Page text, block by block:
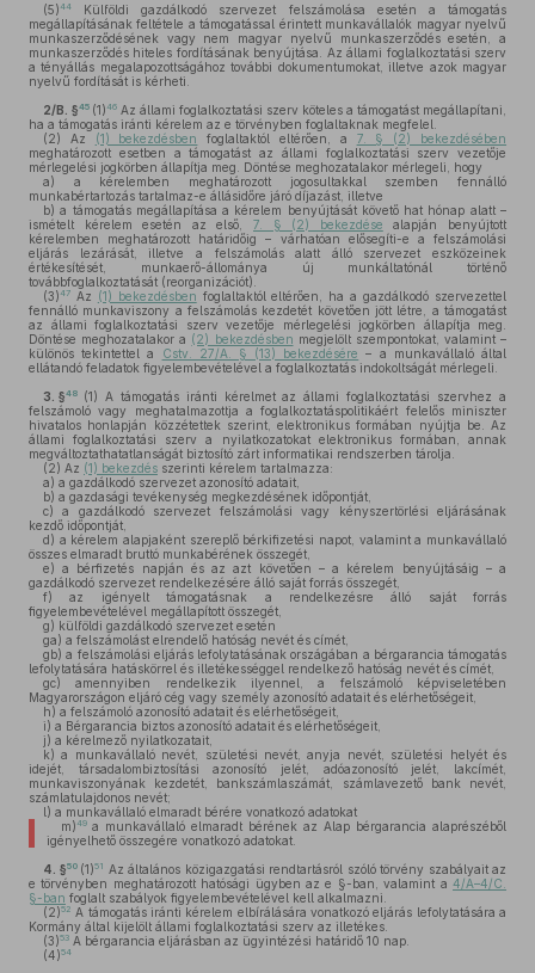
(5)44
Külföldi gazdálkodó szervezet felszámolása esetén a támogatás
megállapításának feltétele a támogatással érintett munkavállalók magyar nyelvű
munkaszerződésének vagy nem magyar nyelvű munkaszerződés esetén, a
munkaszerződés hiteles fordításának benyújtása. Az állami foglalkoztatási szerv
a tényállás megalapozottságához további dokumentumokat, illetve azok magyar
nyelvű fordítását is kérheti.
2/B. §45 (1)46 Az állami foglalkoztatási szerv köteles a támogatást megállapítani,
ha a támogatás iránti kérelem az e törvényben foglaltaknak megfelel.
(2) Az (1) bekezdésben foglaltaktól eltérően, a 7. § (2) bekezdésében
meghatározott esetben a támogatást az állami foglalkoztatási szerv vezetője
mérlegelési jogkörben állapítja meg. Döntése meghozatalakor mérlegeli, hogy
a) a kérelemben meghatározott jogosultakkal szemben fennálló
munkabértartozás tartalmaz-e állásidőre járó díjazást, illetve
b) a támogatás megállapítása a kérelem benyújtását követő hat hónap alatt –
ismételt kérelem esetén az első, 7. § (2) bekezdése alapján benyújtott
kérelemben meghatározott határidőig – várhatóan elősegíti-e a felszámolási
eljárás lezárását, illetve a felszámolás alatt álló szervezet eszközeinek
értékesítését, munkaerő-állománya új munkáltatónál történő
továbbfoglalkoztatását (reorganizációt).
(3)47 Az (1) bekezdésben foglaltaktól eltérően, ha a gazdálkodó szervezettel
fennálló munkaviszony a felszámolás kezdetét követően jött létre, a támogatást
az állami foglalkoztatási szerv vezetője mérlegelési jogkörben állapítja meg.
Döntése meghozatalakor a (2) bekezdésben megjelölt szempontokat, valamint –
különös tekintettel a
Cstv. 27/A. § (13) bekezdésére – a munkavállaló által
ellátandó feladatok figyelembevételével a foglalkoztatás indokoltságát mérlegeli.
3. §48 (1) A támogatás iránti kérelmet az állami foglalkoztatási szervhez a
felszámoló vagy meghatalmazottja a foglalkoztatáspolitikáért felelős miniszter
hivatalos honlapján közzétettek szerint, elektronikus formában nyújtja be. Az
állami foglalkoztatási szerv a nyilatkozatokat elektronikus formában, annak
megváltoztathatatlanságát biztosító zárt informatikai rendszerben tárolja.
(2) Az (1) bekezdés szerinti kérelem tartalmazza:
a) a gazdálkodó szervezet azonosító adatait,
b) a gazdasági tevékenység megkezdésének időpontját,
c) a gazdálkodó szervezet felszámolási vagy kényszertörlési eljárásának
kezdő időpontját,
d) a kérelem alapjaként szereplő bérkifizetési napot, valamint a munkavállaló
összes elmaradt bruttó munkabérének összegét,
e) a bérfizetés napján és az azt követően – a kérelem benyújtásáig – a
gazdálkodó szervezet rendelkezésére álló saját forrás összegét,
f) az igényelt támogatásnak a rendelkezésre álló saját forrás
figyelembevételével megállapított összegét,
g) külföldi gazdálkodó szervezet esetén
ga) a felszámolást elrendelő hatóság nevét és címét,
gb) a felszámolási eljárás lefolytatásának országában a bérgarancia támogatás
lefolytatására hatáskörrel és illetékességgel rendelkező hatóság nevét és címét,
gc) amennyiben rendelkezik ilyennel, a felszámoló képviseletében
Magyarországon eljáró cég vagy személy azonosító adatait és elérhetőségeit,
h) a felszámoló azonosító adatait és elérhetőségeit,
i) a Bérgarancia biztos azonosító adatait és elérhetőségeit,
j) a kérelmező nyilatkozatait,
k) a munkavállaló nevét, születési nevét, anyja nevét, születési helyét és
idejét, társadalombiztosítási azonosító jelét, adóazonosító jelét, lakcímét,
munkaviszonyának kezdetét, bankszámlaszámát, számlavezető bank nevét,
számlatulajdonos nevét;
l) a munkavállaló elmaradt bérére vonatkozó adatokat
m)49a munkavállaló elmaradt bérének az Alap bérgarancia alaprészéből
igényelhető összegére vonatkozó adatokat.
4. §50 (1)51 Az általános közigazgatási rendtartásról szóló törvény szabályait az
e törvényben meghatározott hatósági ügyben az e §-ban, valamint a 4/A–4/C.
§-ban foglalt szabályok figyelembevételével kell alkalmazni.
(2)52 A támogatás iránti kérelem elbírálására vonatkozó eljárás lefolytatására a
Kormány által kijelölt állami foglalkoztatási szerv az illetékes.
(3)53 A bérgarancia eljárásban az ügyintézési határidő 10 nap.
(4)54